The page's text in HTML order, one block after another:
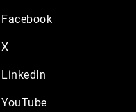
Facebook
X
LinkedIn
YouTube